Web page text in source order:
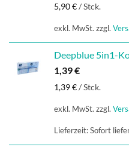
5,90€/Stck.
exkl. MwSt. zzgl.
Deepblue 5in1-
1,39€
1,39€/Stck.
exkl. MwSt. zzgl.
Lieferzeit:Sofort